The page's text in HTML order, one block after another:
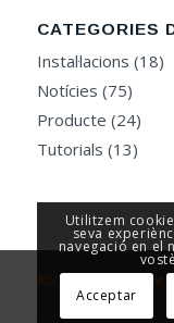
CATEGORIES
Instal·lacions (18)
Notícies (75)
Producte (24)
Tutorials (13)
ACCESOR - Seguretat i
Utilitzem
seva
navegació en el
Acceptar